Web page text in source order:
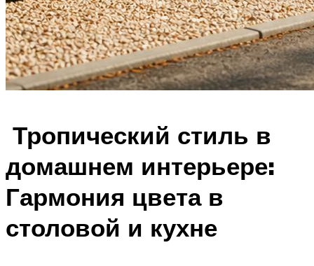
Тропический стиль в
домашнем интерьере:
Гармония цвета в
столовой и кухне